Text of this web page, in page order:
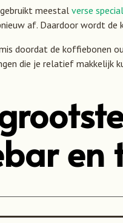
meestal verse
af. Daardoor wordt
doordat de koffiebonen
die je relatief makkelijk
en